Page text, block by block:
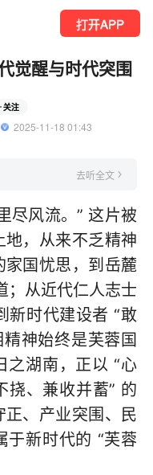
打开APP
觉醒与时代突围
关注
  2025-11-18 01:43
去听全文
尽风流。” 这片被
，从来不乏精神
家国忧思，到岳麓
；从近代仁人志士
新时代建设者 “敢
神始终是芙蓉国
之湖南，正以 “心
挠、兼收并蓄” 的
、产业突围、民
于新时代的 “芙蓉